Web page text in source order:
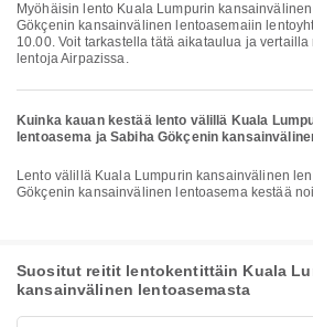
Myöhäisin lento Kuala Lumpurin kansainvälinen lentoasemasta Sabiha
Gökçenin kansainvälinen lentoasemaiin
10.00. Voit tarkastella tätä aikataulua ja
lentoja Airpazissa.
Kuinka kauan kestää lento välillä Kuala
lentoasema ja Sabiha Gökçenin
Lento välillä Kuala Lumpurin kansainvälinen lentoasema ja Sabiha
Gökçenin kansainvälinen lentoasema kestää
Suositut reitit lentokentittäin Kuala
kansainvälinen lentoasemasta